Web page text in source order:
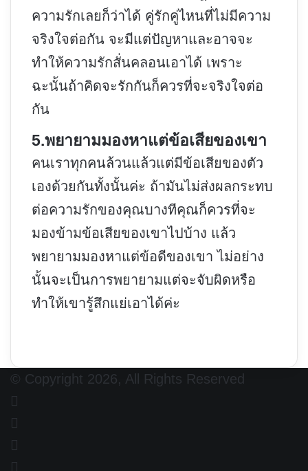
ความรักเลยก็ว่าได้ คู่รักคู่ไหนที่ไม่มีความ
จริงใจต่อกัน จะมีแต่ปัญหาและอาจจะ
ทำให้ความรักสั่นคลอนเอาได้ เพราะ
ฉะนั้นถ้าคิดจะรักกันก็ควรที่จะจริงใจต่อ
กัน
5.พยายามมองหาแต่ข้อเสียของเขา
คนเราทุกคนล้วนแล้วแต่มีข้อเสียของตัว
เองด้วยกันทั้งนั้นค่ะ ถ้ามันไม่ส่งผลกระทบ
ต่อความรักของคุณบางทีคุณก็ควรที่จะ
มองข้ามข้อเสียของเขาไปบ้าง แล้ว
พยายามมองหาแต่ข้อดีของเขา ไม่อย่าง
นั้นจะเป็นการพยายามแต่จะจับผิดหรือ
ทำให้เขารู้สึกแย่เอาได้ค่ะ
© Copyright 2026, All Rights Reserved